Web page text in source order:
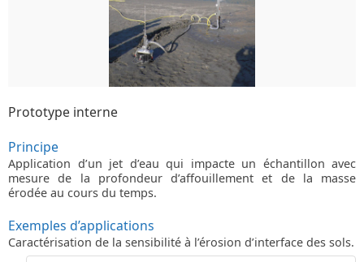
Prototype interne
Principe
Application d’un jet d’eau qui impacte un échantillon avec
mesure de la profondeur d’affouillement et de la masse
érodée au cours du temps.
Exemples d’applications
Caractérisation de la sensibilité à l’érosion d’interface des sols.